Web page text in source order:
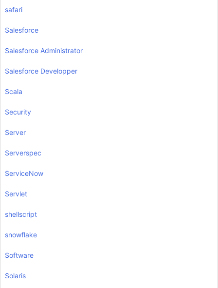
safari
Salesforce
Salesforce Administrator
Salesforce Developper
Scala
Security
Server
Serverspec
ServiceNow
Servlet
shellscript
snowflake
Software
Solaris